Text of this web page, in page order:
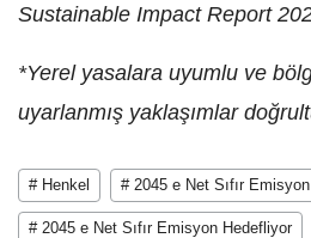
Sustainable Impact Report
*Yerel yasalara uyumlu ve
uyarlanmış yaklaşımlar
# Henkel # 2045 e Net Sıfır
# 2045 e Net Sıfır Emisyon Hedefliyor